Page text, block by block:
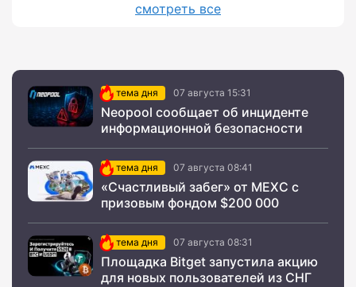
смотреть все
тема дня 07 августа 15:31
Neopool сообщает об инциденте
информационной безопасности
тема дня 07 августа 08:41
«Счастливый забег» от MEXC с
призовым фондом $200 000
тема дня 07 августа 08:31
Площадка Bitget запустила акцию
для новых пользователей из СНГ